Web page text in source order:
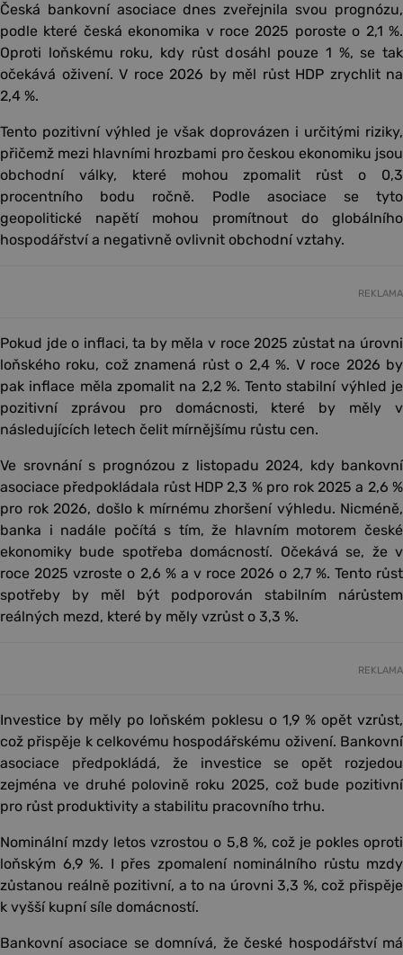
Česká bankovní asociace dnes zveřejnila svou prognózu,
podle které česká ekonomika v roce 2025 poroste o 2,1 %.
Oproti loňskému roku, kdy růst dosáhl pouze 1 %, se tak
očekává oživení. V roce 2026 by měl růst HDP zrychlit na
2,4 %.
Tento pozitivní výhled je však doprovázen i určitými riziky,
přičemž mezi hlavními hrozbami pro českou ekonomiku jsou
obchodní války, které mohou zpomalit růst o 0,3
procentního bodu ročně. Podle asociace se tyto
geopolitické napětí mohou promítnout do globálního
hospodářství a negativně ovlivnit obchodní vztahy.
REKLAMA
Pokud jde o inflaci, ta by měla v roce 2025 zůstat na úrovni
loňského roku, což znamená růst o 2,4 %. V roce 2026 by
pak inflace měla zpomalit na 2,2 %. Tento stabilní výhled je
pozitivní zprávou pro domácnosti, které by měly v
následujících letech čelit mírnějšímu růstu cen.
Ve srovnání s prognózou z listopadu 2024, kdy bankovní
asociace předpokládala růst HDP 2,3 % pro rok 2025 a 2,6 %
pro rok 2026, došlo k mírnému zhoršení výhledu. Nicméně,
banka i nadále počítá s tím, že hlavním motorem české
ekonomiky bude spotřeba domácností. Očekává se, že v
roce 2025 vzroste o 2,6 % a v roce 2026 o 2,7 %. Tento růst
spotřeby by měl být podporován stabilním nárůstem
reálných mezd, které by měly vzrůst o 3,3 %.
REKLAMA
Investice by měly po loňském poklesu o 1,9 % opět vzrůst,
což přispěje k celkovému hospodářskému oživení. Bankovní
asociace předpokládá, že investice se opět rozjedou
zejména ve druhé polovině roku 2025, což bude pozitivní
pro růst produktivity a stabilitu pracovního trhu.
Nominální mzdy letos vzrostou o 5,8 %, což je pokles oproti
loňským 6,9 %. I přes zpomalení nominálního růstu mzdy
zůstanou reálně pozitivní, a to na úrovni 3,3 %, což přispěje
k vyšší kupní síle domácností.
Bankovní asociace se domnívá, že české hospodářství má